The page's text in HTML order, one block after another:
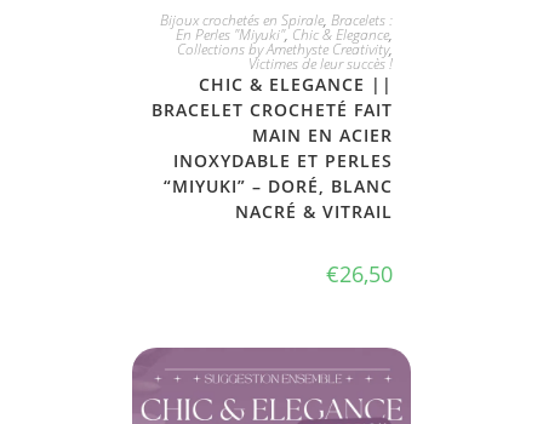
PLUS DISPONIBLE
Bijoux crochetés en Spirale, Bracelets :
En Perles "Miyuki",Chic & Elegance,
Collections by Amethyste Creativity,
Victimes de leur succès !
CHIC & ELEGANCE ||
BRACELET CROCHETÉ FAIT
MAIN EN ACIER
INOXYDABLE ET PERLES
“MIYUKI” – DORÉ, BLANC
NACRÉ & VITRAIL
€26,50